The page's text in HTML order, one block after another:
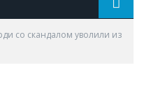
со скандалом уволили из